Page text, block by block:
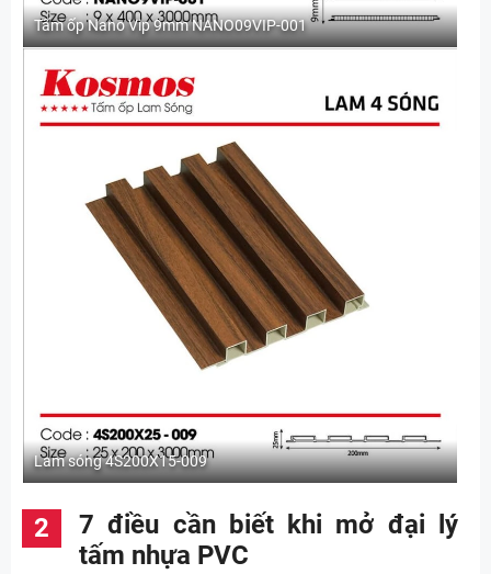
Tấm ốp Nano Vip 9mm NANO09VIP-001
Lam sóng 4S200X15-009
7 điều cần biết khi mở đại lý
tấm nhựa PVC